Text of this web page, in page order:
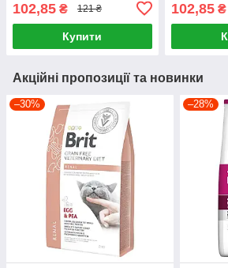
102,85 ₴ 121 ₴
Купити
102,85₴
Акційні пропозиції та новинки
–30% –28%